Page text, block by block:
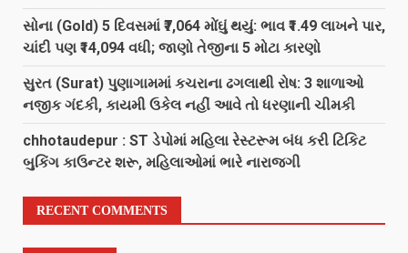
સોના (Gold) 5 દિવસમાં ₹7,064 મોંઘું થયું: ભાવ ₹1.49 લાખને પાર,
ચાંદી પણ ₹14,094 વધી; જાણો તેજીના 5 મોટા કારણો
સુરત (Surat) પુણાગામમાં કચરાના ઢગલાથી રોષ: 3 શાળાઓ
નજીક ગંદકી, કાયમી ઉકેલ નહીં આવે તો ધરણાની ચીમકી
chhotaudepur : ST ડેપોમાં મહિલા રેસ્ટરૂમ બંધ કરી ટિકિટ
બુકિંગ કાઉન્ટર શરૂ, મહિલાઓમાં ભારે નારાજગી
RECENT COMMENTS